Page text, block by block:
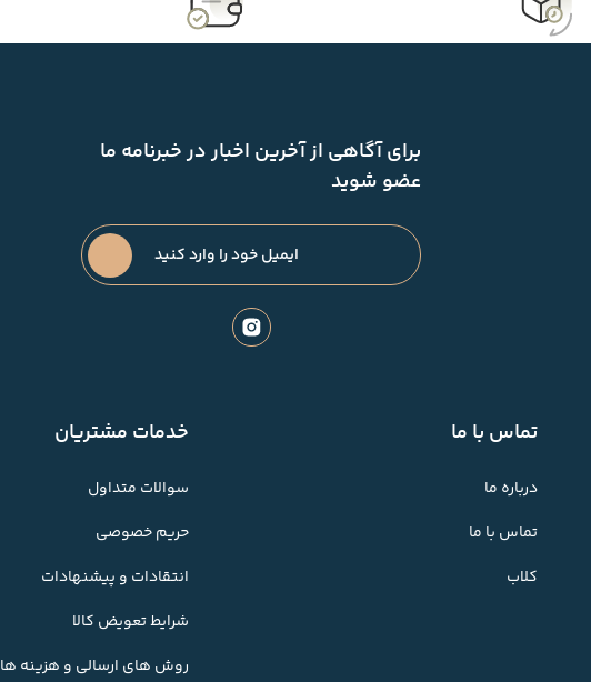
برای آگاهی از آخرین اخبار در خبرنامه ما
عضو شوید
تماس با ما
درباره ما
تماس با ما
کلاب
خدمات مشتریان
سوالات متداول
حریم خصوصی
انتقادات و پیشنهادات
شرایط تعویض کالا
روش های ارسالی و هزینه ها